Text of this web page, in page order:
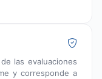
las evaluaciones
y corresponde a